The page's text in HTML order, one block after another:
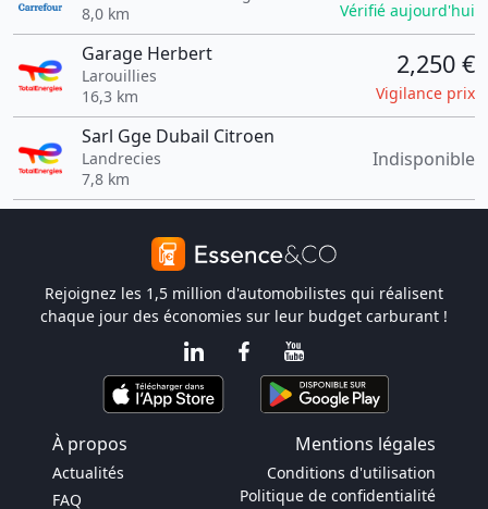
8,0 km
Vérifié aujourd'hui
Garage Herbert
Larouillies
16,3 km
2,250 €
Vigilance prix
Sarl Gge Dubail Citroen
Landrecies
7,8 km
Indisponible
Rejoignez les 1,5 million d'automobilistes qui réalisent
chaque jour des économies sur leur budget carburant !
À propos Mentions légales
Actualités
FAQ
Conditions d'utilisation
Politique de confidentialité